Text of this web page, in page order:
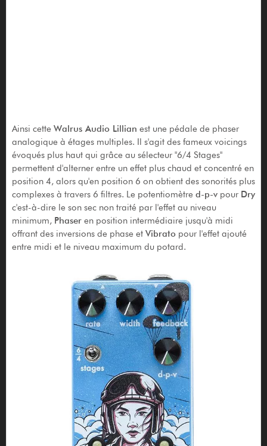
Ainsi cette Walrus Audio Lillian est une pédale de phaser
analogique à étages multiples. Il s'agit des fameux voicings
évoqués plus haut qui grâce au sélecteur "6/4 Stages"
permettent d'alterner entre un effet plus chaud et concentré en
position 4, alors qu'en position 6 on obtient des sonorités plus
complexes à travers 6 filtres. Le potentiomètre d-p-vpour Dry
c'est-à-dire le son sec non traité par l'effet au niveau
minimum, Phaseren position intermédiaire jusqu'à midi
offrant des inversions de phase et Vibratopour l'effet ajouté
entre midi et le niveau maximum du potard.